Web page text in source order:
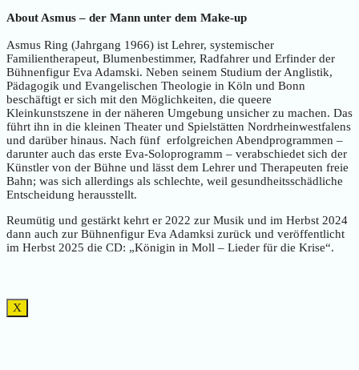
About Asmus – der Mann unter dem Make-up
Asmus Ring (Jahrgang 1966) ist Lehrer, systemischer
Familientherapeut, Blumenbestimmer, Radfahrer und Erfinder der
Bühnenfigur Eva Adamski. Neben seinem Studium der Anglistik,
Pädagogik und Evangelischen Theologie in Köln und Bonn
beschäftigt er sich mit den Möglichkeiten, die queere
Kleinkunstszene in der näheren Umgebung unsicher zu machen. Das
führt ihn in die kleinen Theater und Spielstätten Nordrheinwestfalens
und darüber hinaus. Nach fünf erfolgreichen Abendprogrammen –
darunter auch das erste Eva-Soloprogramm – verabschiedet sich der
Künstler von der Bühne und lässt dem Lehrer und Therapeuten freie
Bahn; was sich allerdings als schlechte, weil gesundheitsschädliche
Entscheidung herausstellt.
Reumütig und gestärkt kehrt er 2022 zur Musik und im Herbst 2024
dann auch zur Bühnenfigur Eva Adamksi zurück und veröffentlicht
im Herbst 2025 die CD: „Königin in Moll – Lieder für die Krise“.
X